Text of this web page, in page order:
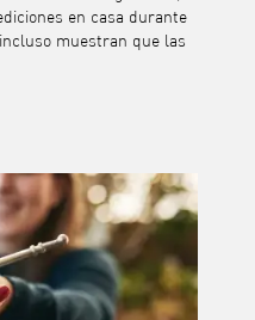
en casa durante
muestran que las